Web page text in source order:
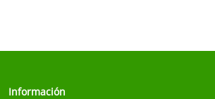
Información